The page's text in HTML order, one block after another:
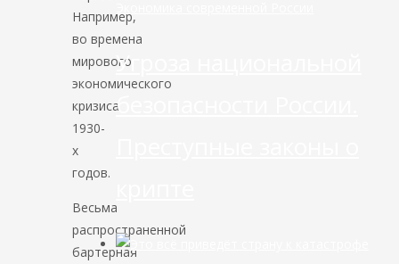
Например,
во времена
мирового
экономического
кризиса
1930-
х
годов.
Весьма
распространенной
бартерная
Угроза национальной
безопасности России.